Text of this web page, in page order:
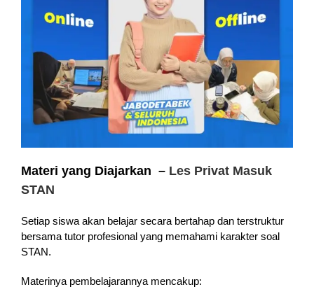
Materi yang Diajarkan – Les Privat Masuk
STAN
Setiap siswa akan belajar secara bertahap dan terstruktur
bersama tutor profesional yang memahami karakter soal
STAN.
Materinya pembelajarannya mencakup: